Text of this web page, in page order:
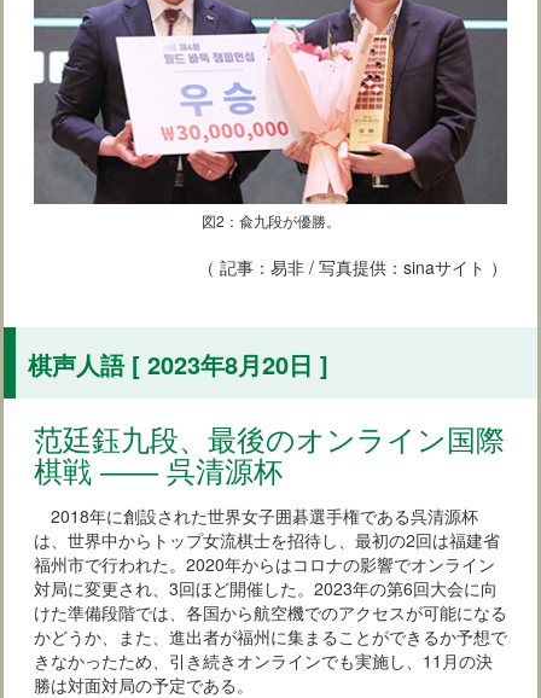
図2：兪九段が優勝。
（ 記事：易非 / 写真提供：sinaサイト ）
棋声人語 [ 2023年8月20日 ]
范廷鈺九段、最後のオンライン国際
棋戦 ―― 呉清源杯
2018年に創設された世界女子囲碁選手権である呉清源杯
は、世界中からトップ女流棋士を招待し、最初の2回は福建省
福州市で行われた。2020年からはコロナの影響でオンライン
対局に変更され、3回ほど開催した。2023年の第6回大会に向
けた準備段階では、各国から航空機でのアクセスが可能になる
かどうか、また、進出者が福州に集まることができるか予想で
きなかったため、引き続きオンラインでも実施し、11月の決
勝は対面対局の予定である。